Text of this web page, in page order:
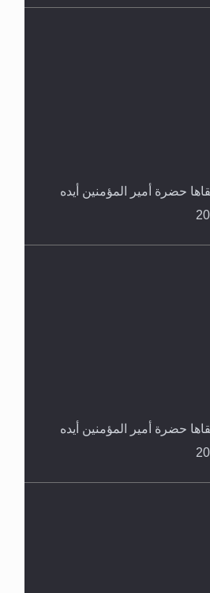
حضرة أمير المؤمنين أيده
حضرة أمير المؤمنين أيده